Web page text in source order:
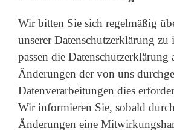
Wir bitten Sie sich regelmäßig
unserer Datenschutzerklärung
passen die Datenschutzerklärung
Änderungen der von uns
Datenverarbeitungen dies
Wir informieren Sie, sobald
Änderungen eine